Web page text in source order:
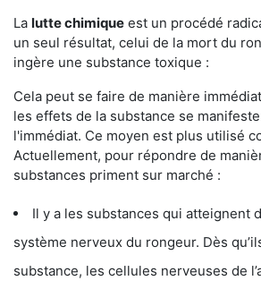
La lutte chimique est un procédé
un seul résultat, celui de la mort du
ingère une substance toxique :
Cela peut se faire de manière
les effets de la substance se
l'immédiat. Ce moyen est plus utilisé
Actuellement, pour répondre de
substances priment sur marché :
Il y a les substances qui atteignent
système nerveux du rongeur. Dès
substance, les cellules nerveuses de